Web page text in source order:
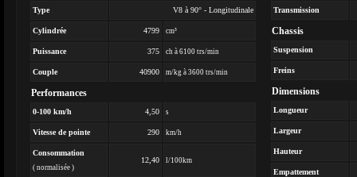
Type V8 à 90° - Longitudinale
Cylindrée 4799 cm³
Puissance 375 ch à 6100 trs/min
Couple 40900 m/kg à 3600 trs/min
Performances
0-100 km/h 4,50 s
Vitesse de pointe 290 km/h
Consommation
( normalisée )
12,40 l/100km
Transmission
Chassis
Suspension
Freins
Dimensions
Longueur
Largeur
Hauteur
Empattement